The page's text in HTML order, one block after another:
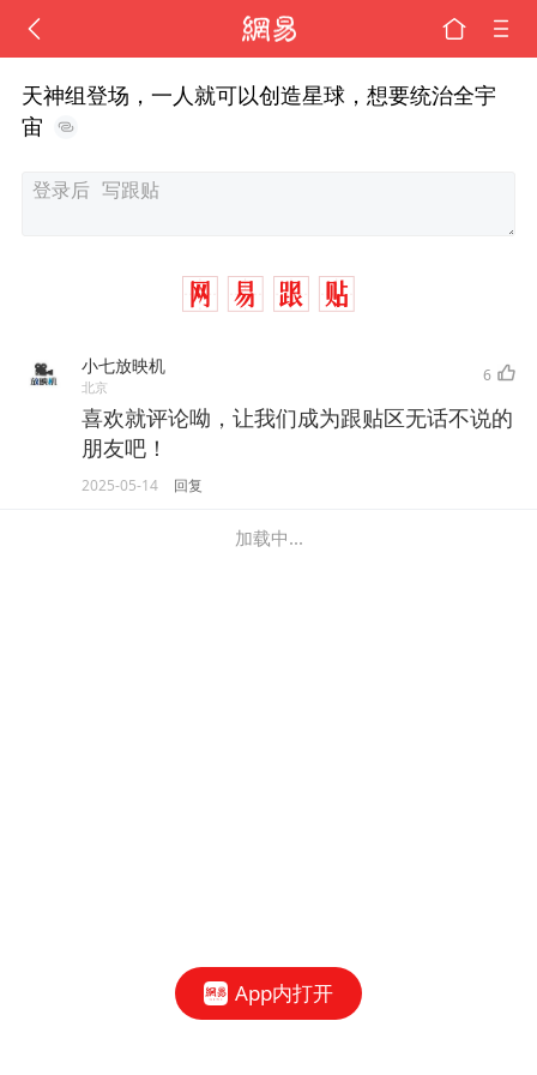
天神组登场，一人就可以创造星球，想要统治全宇
宙
小七放映机
北京
6
喜欢就评论呦，让我们成为跟贴区无话不说的
朋友吧！
2025-05-14 回复
加载中...
App内打开